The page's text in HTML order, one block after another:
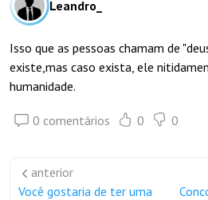
Leandro_
Isso que as pessoas chamam de
existe,mas caso exista, ele
humanidade.
0 comentários 0 0
anterior
Você gostaria de ter uma